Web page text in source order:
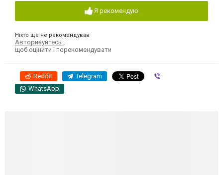
Я рекомендую
Ніхто ще не рекомендував
Авторизуйтесь ,
щоб оцінити і порекомендувати
Reddit Telegram
WhatsApp